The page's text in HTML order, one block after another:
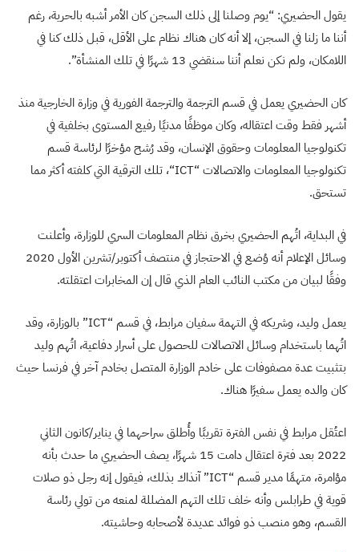
يقول الحضيري: “يوم وصلنا إلى ذلك السجن كان الأمر أشبه بالحرية، رغم
أننا ما زلنا في السجن، إلا أنه كان هناك نظام على الأقل، قبل ذلك كنا في
اللامكان، ولم نكن نعلم أننا سنقضي 13 شهرًا في تلك المنشأة”.
كان الحضيري يعمل في قسم الترجمة والترجمة الفورية في وزارة الخارجية منذ
أشهر فقط وقت اعتقاله، وكان موظفًا مدنيًا رفيع المستوى بخلفية في
تكنولوجيا المعلومات وحقوق الإنسان، وقد رُشح مؤخرًا لرئاسة قسم
تكنولوجيا المعلومات والاتصالات “ICT“، تلك الترقية التي كلفته أكثر مما
تستحق.
في البداية، اتُهم الحضيري بخرق نظام المعلومات السري للوزارة، وأعلنت
وسائل الإعلام أنه وُضع في الاحتجاز في منتصف أكتوبر/تشرين الأول 2020
وفقًا لبيان من مكتب النائب العام الذي قال إن المخابرات اعتقلته.
يعمل وليد، وشريكه في التهمة سفيان مرابط، في قسم “ICT” بالوزارة، وقد
اتُهما باستخدام وسائل الاتصالات للحصول على أسرار دفاعية، اتُهم وليد
بتثبيت عدة مصفوفات على خادم الوزارة المتصل بخادم آخر في فرنسا حيث
كان والده يعمل سفيرًا هناك.
اعتُقل مرابط في نفس الفترة تقريبًا وأُطلق سراحهما في يناير/كانون الثاني
2022 بعد فترة اعتقال دامت 15 شهرًا، يصف الحضيري ما حدث بأنه
مؤامرة، متهمًا مدير قسم “ICT” آنذاك بذلك، فيقول إنه رجل ذو صلات
قوية في طرابلس وأنه خلف تلك التهم المضللة لمنعه من تولي رئاسة
القسم، وهو منصب ذو فوائد عديدة لأصحابه وحاشيته.